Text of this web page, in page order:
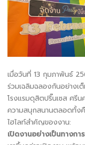
เมื่อวันที่ 13 กุมภาพันธ์
ร่วมเฉลิมฉลองกันอย่างเ
โรงแรมดุสิตปริ๊นเซส ศรี
ความสนุกสนานตลอดทั้ง
ไฮไลท์สำคัญของงาน:
เปิดงานอย่างเป็นทางกา